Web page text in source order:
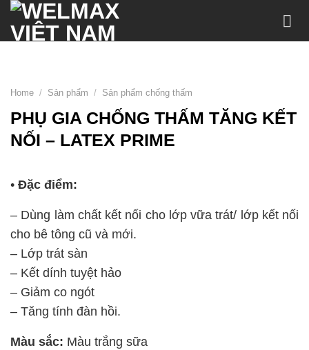
Chuyển
đến
nội
Home / Sản phẩm / Sản phẩm chống thấm
PHỤ GIA CHỐNG THẤM TĂNG KẾT
NỐI – LATEX PRIME
• Đặc điểm:
– Dùng làm chất kết nối cho lớp vữa trát/ lớp kết nối
cho bê tông cũ và mới.
– Lớp trát sàn
– Kết dính tuyệt hảo
– Giảm co ngót
– Tăng tính đàn hồi.
Màu sắc: Màu trắng sữa